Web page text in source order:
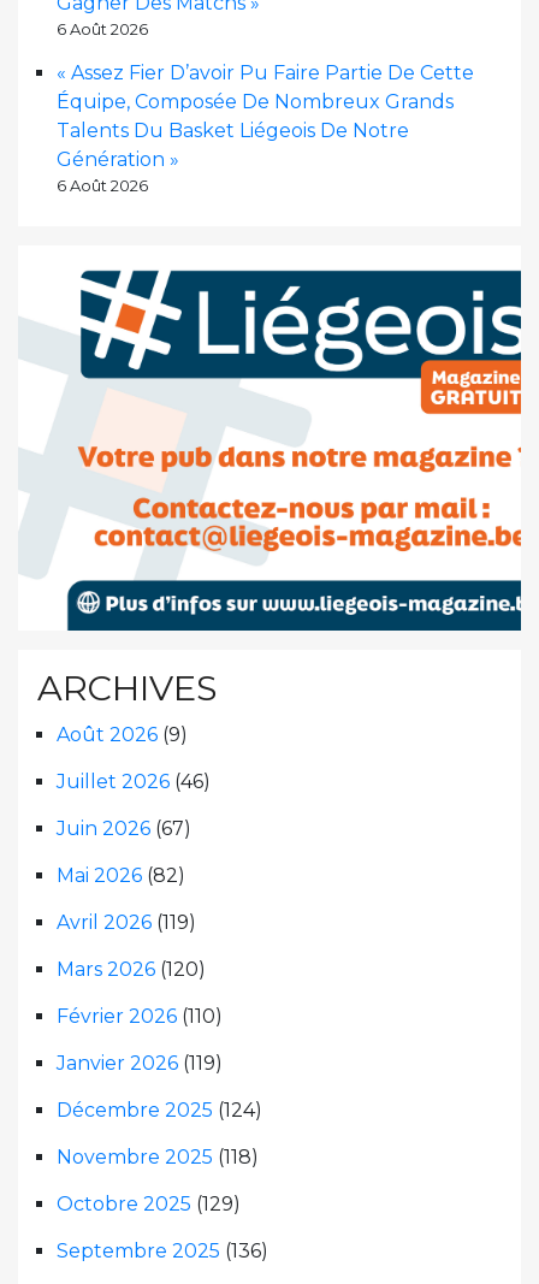
6 Août 2026
« Assez Fier D’avoir Pu Faire Partie De Cette
Équipe, Composée De Nombreux Grands
Talents Du Basket Liégeois De Notre
Génération »
6 Août 2026
ARCHIVES
Août 2026 (9)
Juillet 2026 (46)
Juin 2026 (67)
Mai 2026 (82)
Avril 2026 (119)
Mars 2026 (120)
Février 2026 (110)
Janvier 2026 (119)
Décembre 2025 (124)
Novembre 2025 (118)
Octobre 2025 (129)
Septembre 2025 (136)